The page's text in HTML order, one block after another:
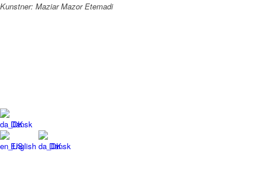
Kunstner: Maziar Mazor Etemadi
Dansk
English
Dansk